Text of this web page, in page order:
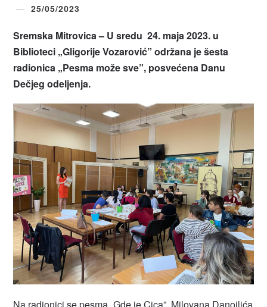
25/05/2023
Sremska Mitrovica – U sredu 24. maja 2023. u
Biblioteci „Gligorije Vozarović” održana je šesta
radionica „Pesma može sve”, posvećena Danu
Dečjeg odeljenja.
Na radionici se pesma „Gde je Cica”, Milovana Danojlića